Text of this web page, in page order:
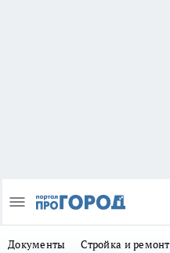
Документы Стройка и ремонт